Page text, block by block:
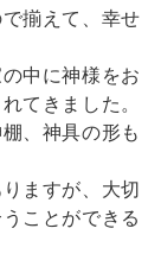
【 限定 福袋 】純金 & 純銀 塗り！縁起物 金銀ダルマペア［ 専用ステージ付 ］
いいです。買っ
揃えて、幸せ
中に神様をお
てきました。
、神具の形も
ますが、大切
ことができる